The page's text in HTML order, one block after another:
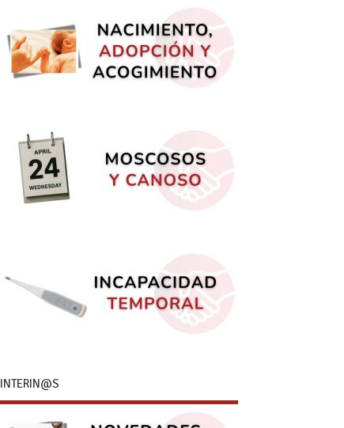
INTERIN@S